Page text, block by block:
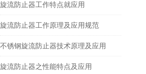
旋流防止器工作特点就应用
旋流防止器工作原理及应用规范
不锈钢旋流防止器技术原理及应用
旋流防止器之性能特点及应用